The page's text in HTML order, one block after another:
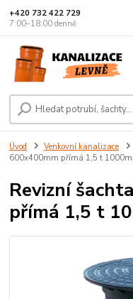
+420 732 422 729
7:00–18:00 denně
Úvod Venkovní kanalizace
600x400mm přímá 1,5 t
Revizní
přímá 1,5 t